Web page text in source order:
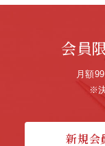
会員
月額
※
新規会